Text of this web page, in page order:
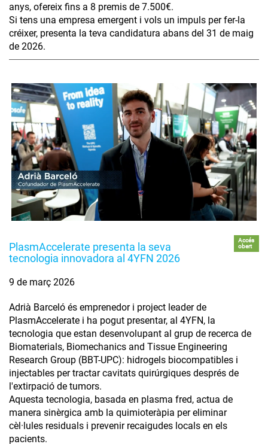
anys, ofereix fins a 8 premis de 7.500€.
Si tens una empresa emergent i vols un impuls per fer-la
créixer, presenta la teva candidatura abans del 31 de maig
de 2026.
PlasmAccelerate presenta la seva
tecnologia innovadora al 4YFN 2026
Accés
obert
9 de març 2026
Adrià Barceló és emprenedor i project leader de
PlasmAccelerate i ha pogut presentar, al 4YFN, la
tecnologia que estan desenvolupant al grup de recerca de
Biomaterials, Biomechanics and Tissue Engineering
Research Group (BBT-UPC): hidrogels biocompatibles i
injectables per tractar cavitats quirúrgiques després de
l'extirpació de tumors.
Aquesta tecnologia, basada en plasma fred, actua de
manera sinèrgica amb la quimioteràpia per eliminar
cèl·lules residuals i prevenir recaigudes locals en els
pacients.